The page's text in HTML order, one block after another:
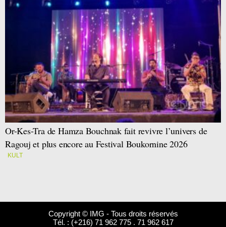
Or-Kes-Tra de Hamza Bouchnak fait revivre l’univers de
Ragouj et plus encore au Festival Boukornine 2026
KULT
Copyright © IMG - Tous droits réservés
Tél. : (+216) 71 962 775 . 71 962 617